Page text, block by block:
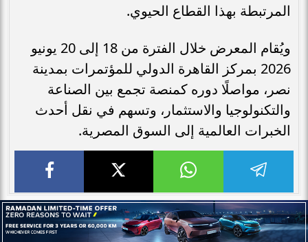
المرتبطة بهذا القطاع الحيوي.
ويُقام المعرض خلال الفترة من 18 إلى 20 يونيو
2026 بمركز القاهرة الدولي للمؤتمرات بمدينة
نصر، مواصلًا دوره كمنصة تجمع بين الصناعة
والتكنولوجيا والاستثمار، وتسهم في نقل أحدث
الخبرات العالمية إلى السوق المصرية.